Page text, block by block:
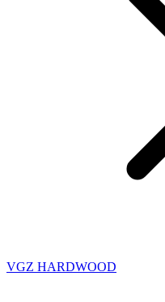
VGZ HARDWOOD